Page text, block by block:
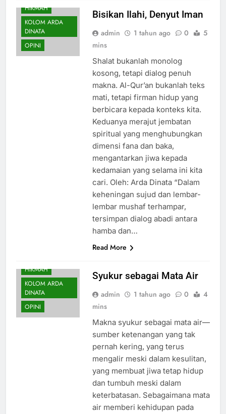
HIKMAH
KOLOM ARDA
DINATA
OPINI
Bisikan Ilahi, Denyut Iman
admin 1 tahun ago 0
5
mins
Shalat bukanlah monolog
kosong, tetapi dialog penuh
makna. Al-Qur’an bukanlah teks
mati, tetapi firman hidup yang
berbicara kepada konteks kita.
Keduanya merajut jembatan
spiritual yang menghubungkan
dimensi fana dan baka,
mengantarkan jiwa kepada
kedamaian yang selama ini kita
cari. Oleh: Arda Dinata “Dalam
keheningan sujud dan lembar-
lembar mushaf terhampar,
tersimpan dialog abadi antara
hamba dan…
Read More
HIKMAH
KOLOM ARDA
DINATA
OPINI
Syukur sebagai Mata Air
admin 1 tahun ago 0
4
mins
Makna syukur sebagai mata air—
sumber ketenangan yang tak
pernah kering, yang terus
mengalir meski dalam kesulitan,
yang membuat jiwa tetap hidup
dan tumbuh meski dalam
keterbatasan. Sebagaimana mata
air memberi kehidupan pada